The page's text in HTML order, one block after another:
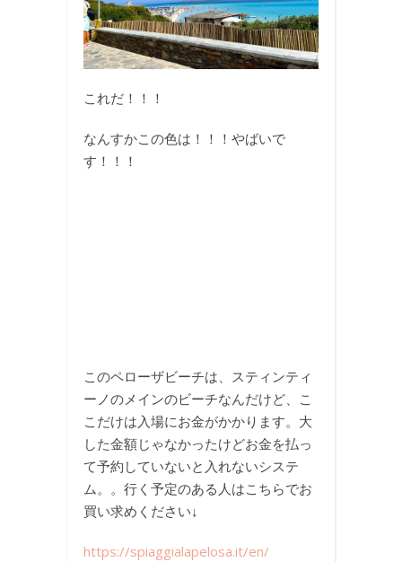
これだ！！！
なんすかこの色は！！！やばいで
す！！！
このペローザビーチは、スティンティ
ーノのメインのビーチなんだけど、こ
こだけは入場にお金がかかります。大
した金額じゃなかったけどお金を払っ
て予約していないと入れないシステ
ム。。行く予定のある人はこちらでお
買い求めください↓
https://spiaggialapelosa.it/en/